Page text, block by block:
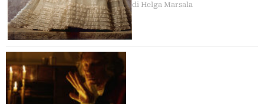
di Helga Marsala